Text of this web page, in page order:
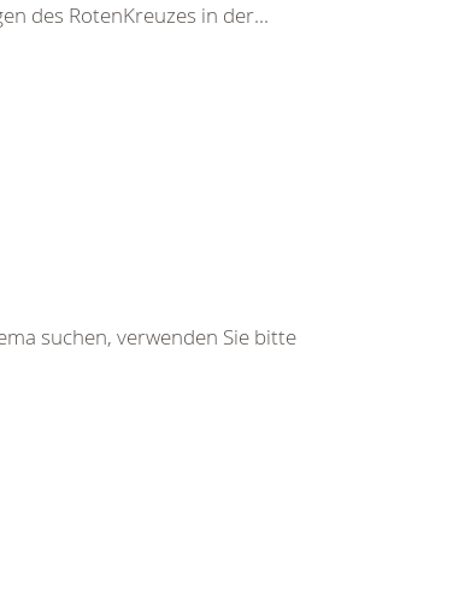
des RotenKreuzes in der...
suchen, verwenden Sie bitte